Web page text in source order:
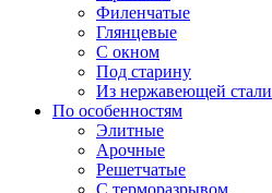
Филенчатые
Глянцевые
С окном
Под старину
Из нержавеющей стали
По особенностям
Элитные
Арочные
Решетчатые